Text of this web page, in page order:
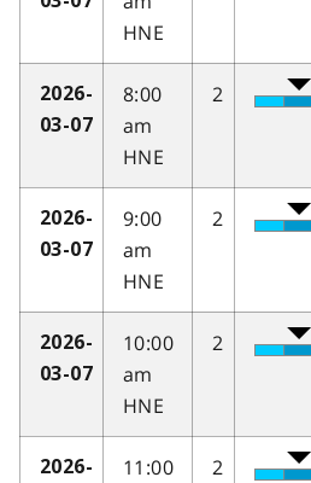
HNE
2026-
03-07
8:00
am
HNE
2
2026-
03-07
9:00
am
HNE
2
2026-
03-07
10:00
am
HNE
2
2026-
11:00
2